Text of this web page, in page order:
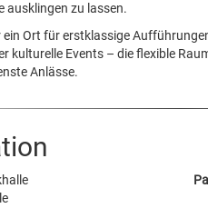
ausklingen zu lassen.
Ort für erstklassige
kulturelle Events – die flexible
Anlässe.